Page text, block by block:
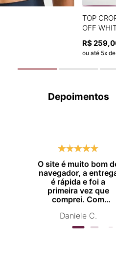
SACOLA
TOP
OFF
R$ 259,
ou até 5x de
Depoimentos
O site é muito bom
navegador, a
é rápida e foi a
primeira vez que
comprei. Com
novamente.
Daniele C.